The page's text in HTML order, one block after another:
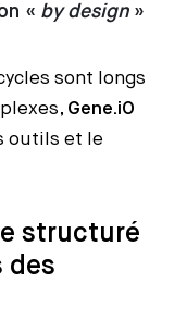
« by design »
sont longs
Gene.iO
outils et le
structuré
des